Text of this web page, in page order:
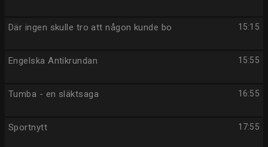
15:15
Där ingen skulle tro att någon kunde bo
15:55
Engelska Antikrundan
16:55
Tumba - en släktsaga
17:55
Sportnytt